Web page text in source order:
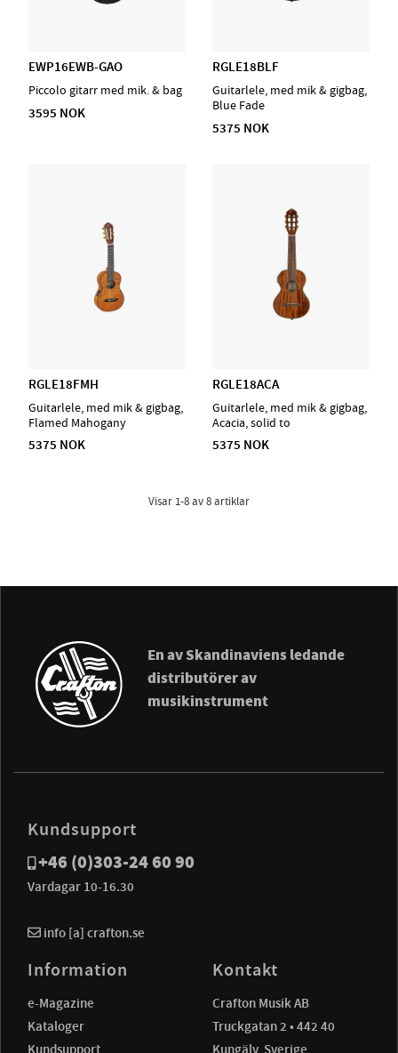
EWP16EWB-GAO
Piccolo gitarr med mik. & bag
3595 NOK
RGLE18BLF
Guitarlele, med mik & gigbag,
Blue Fade
5375 NOK
RGLE18FMH
Guitarlele, med mik & gigbag,
Flamed Mahogany
5375 NOK
RGLE18ACA
Guitarlele, med mik & gigbag,
Acacia, solid to
5375 NOK
Visar 1-8av8artiklar
En av Skandinaviens ledande
distributörer av
musikinstrument
Kundsupport
+46 (0)303-24 60 90
Vardagar 10-16.30
info [a] crafton.se
Information
e-Magazine
Kataloger
Kontakt
Crafton Musik AB
Truckgatan 2 • 442 40